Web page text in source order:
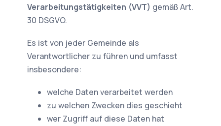
Verarbeitungstätigkeiten (VVT) gemäß Art.
30 DSGVO.
Es ist von jeder Gemeinde als
Verantwortlicher zu führen und umfasst
insbesondere:
welche Daten verarbeitet werden
zu welchen Zwecken dies geschieht
wer Zugriff auf diese Daten hat